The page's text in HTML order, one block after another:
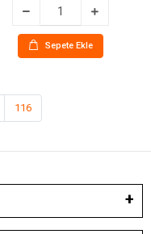
Sepete Ekle
116